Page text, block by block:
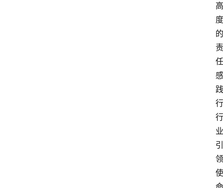
高
度
的
责
任
感
践
行
行
业
引
领
使